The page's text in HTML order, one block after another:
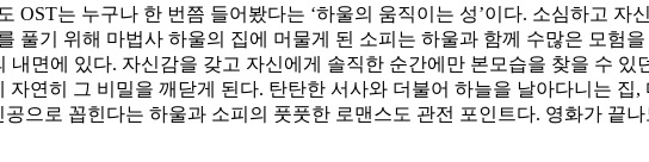
OST는 누구나 한 번쯤 들어봤다는 ‘하울의 움직이는 성’이다. 소심하고 자
풀기 위해 마법사 하울의 집에 머물게 된 소피는 하울과 함께 수많은 모험
면에 있다. 자신감을 갖고 자신에게 솔직한 순간에만 본모습을 찾을 수
연히 그 비밀을 깨닫게 된다. 탄탄한 서사와 더불어 하늘을 날아다니는 집,
으로 꼽힌다는 하울과 소피의 풋풋한 로맨스도 관전 포인트다. 영화가 끝나